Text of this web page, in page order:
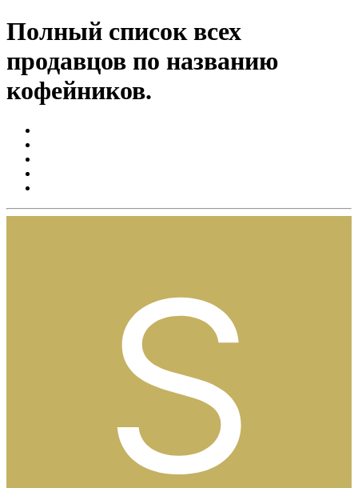
Полный список всех
продавцов по названию
кофейников.